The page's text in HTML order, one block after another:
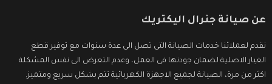
عن صيانة جنرال اليكتريك
نقدم لعملائنا خدمات الصيانة التى تصل الى عدة سنوات مع توفير قطع
الغيار الاصلية لضمان جودتها فى العمل، وعدم التعرض الى نفس المشكلة
اكثر من مرة، الصيانة لجميع الاجهزة الكهربائية تتم بشكل سريع ومتميز.